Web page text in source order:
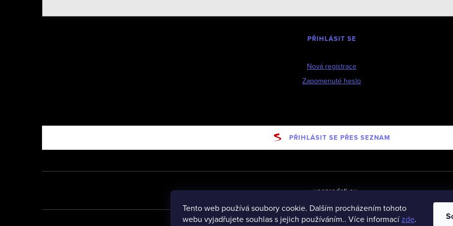
Tento web používá soubory cookie. Dalším procházením tohoto
webu vyjadřujete souhlas s jejich používáním.. Více informacízde.
PŘIHLÁSIT SE
Nová registrace
Zapomenuté heslo
PŘIHLÁSIT SE PŘES SEZNAM
vseprodeti-eu